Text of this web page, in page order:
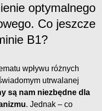
optymalnego
Co jeszcze
B1?
wpływu różnych
utrwalanej
są nam niezbędne dla
. Jednak – co